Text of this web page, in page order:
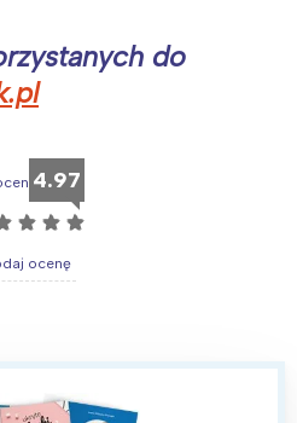
do
4.97
☆ ☆ ☆
ocenę